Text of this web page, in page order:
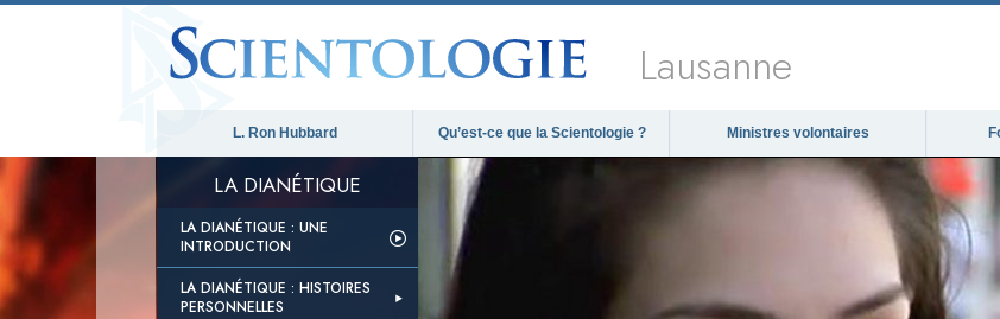
Lausanne
L. Ron Hubbard Qu’est-ce que la Scientologie ? Ministres volontaires
LA DIANÉTIQUE
LA DIANÉTIQUE : UNE
INTRODUCTION
LA DIANÉTIQUE : HISTOIRES
PERSONNELLES